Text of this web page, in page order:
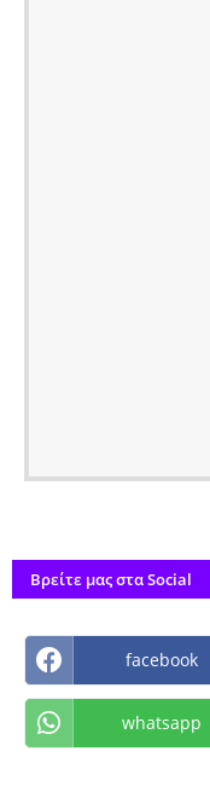
Βρείτε μας στα Social
facebook
whatsapp